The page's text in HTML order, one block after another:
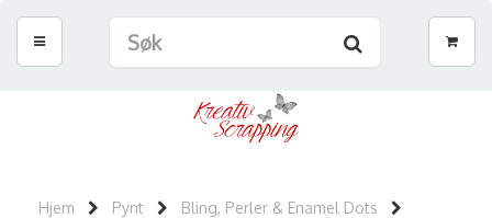
Hjem Pynt
Bling, Perler & Enamel Dots